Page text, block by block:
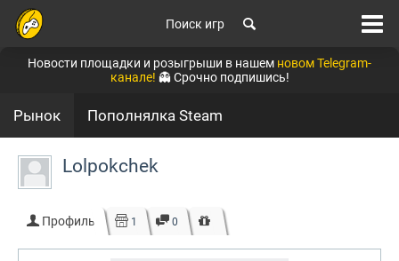
Поиск игр
Новости площадки и розыгрыши в нашем новом Telegram-
канале! 👻 Срочно подпишись!
Рынок Пополнялка Steam
Lolpokchek
Профиль 1 0